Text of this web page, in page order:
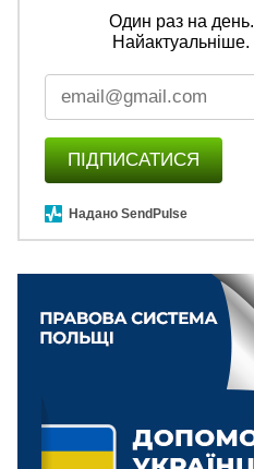
Один раз на день.
Найактуальніше.
ПІДПИСАТИСЯ
Надано SendPulse